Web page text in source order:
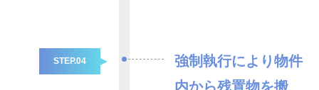
STEP.04
強制執行により物件
内から残置物を搬